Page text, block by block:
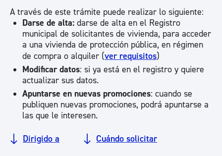
A través de este trámite puede realizar lo siguiente:
Darse de alta: darse de alta en el Registro
municipal de solicitantes de vivienda, para acceder
a una vivienda de protección pública, en régimen
de compra o alquiler (ver requisitos)
Modificar datos: si ya está en el registro y quiere
actualizar sus datos.
Apuntarse en nuevas promociones: cuando se
publiquen nuevas promociones, podrá apuntarse a
las que le interesen.
Dirigido a Cuándo solicitar